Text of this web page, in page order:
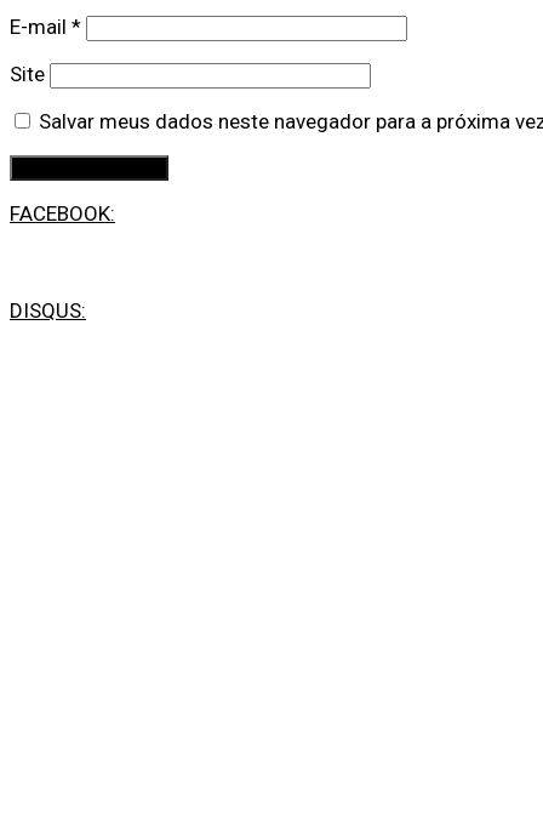
E-mail *
Site
Salvar meus dados neste navegador para a próxima
FACEBOOK:
DISQUS: